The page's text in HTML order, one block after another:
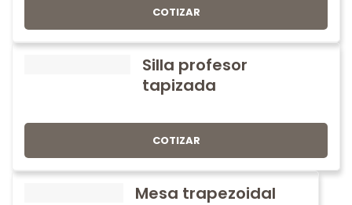
COTIZAR
Silla profesor
tapizada
COTIZAR
Mesa trapezoidal